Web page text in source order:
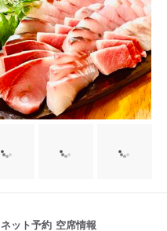
ネット予約 空席情報